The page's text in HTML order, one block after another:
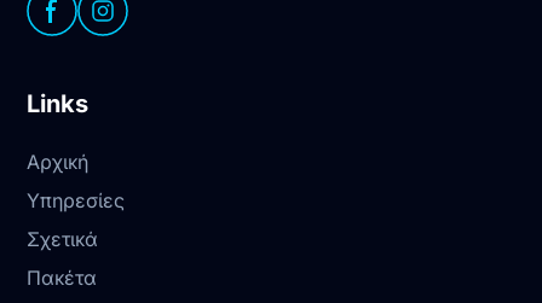
Links
Αρχική
Υπηρεσίες
Σχετικά
Πακέτα